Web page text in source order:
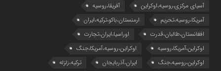
آسیای مرکزی،روسیه،اوکراین
آفریقا،روسیه
آمریکا،روسیه،تحریم
ارمنستان،باکو،ترکیه،ایران
افغانستان،طالبان،قدرت
اوراسیا،ایران،تجارت
اوکراین،آمریکا،روسیه
اوکراین،روسیه،آمریکا،جنگ
اوکراین،روسیه،جنگ
ایران،آذربایجان
ترکیه،زلزله